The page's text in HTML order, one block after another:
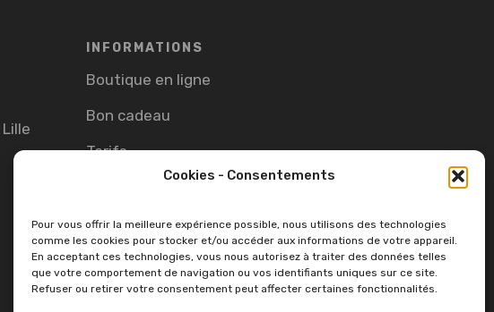
Cookies - Consentements
Pour vous offrir la meilleure expérience possible, nous utilisons des technologies
comme les cookies pour stocker et/ou accéder aux informations de votre appareil.
En acceptant ces technologies, vous nous autorisez à traiter des données telles
que votre comportement de navigation ou vos identifiants uniques sur ce site.
Refuser ou retirer votre consentement peut affecter certaines fonctionnalités.
INFORMATIONS
Boutique en ligne
Bon cadeau
Tarifs
Cookie Policy (EU)